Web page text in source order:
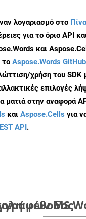
λογαριασμό στο
για το όριο API
και
το Aspose.Words GitHub
χρήση του SDK
επιλογές
ματιά στην αναφορά
και Aspose.Cells για
API.
μέθοδος
MS